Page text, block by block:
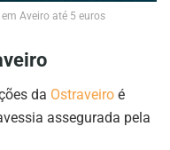
Aveiro até 5 euros
da Ostraveiro é
assegurada pela